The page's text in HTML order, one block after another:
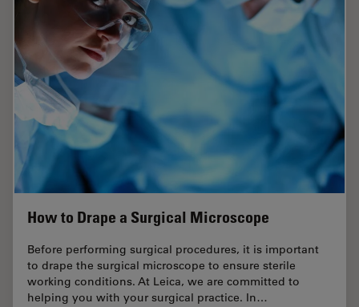
How to Drape a Surgical Microscope
Before performing surgical procedures, it is important
to drape the surgical microscope to ensure sterile
working conditions. At Leica, we are committed to
helping you with your surgical practice. In…